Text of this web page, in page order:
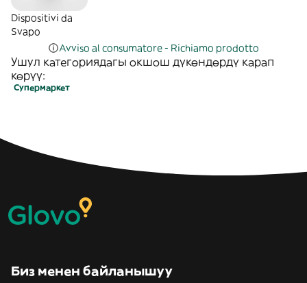
Dispositivi da
Svapo
Avviso al consumatore - Richiamo prodotto
Ушул категориядагы окшош дүкөндөрдү карап
көрүү:
Супермаркет
Биз менен байланышуу